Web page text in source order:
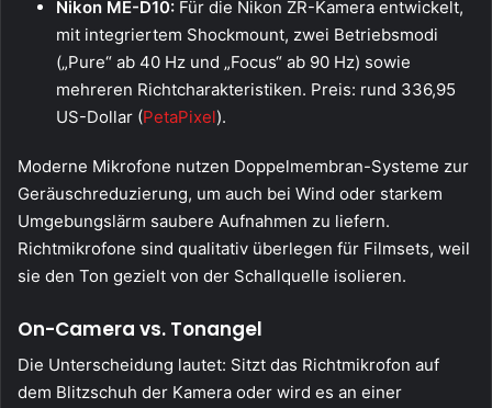
Nikon ME-D10: Für die Nikon ZR-Kamera entwickelt,
mit integriertem Shockmount, zwei Betriebsmodi
(„Pure“ ab 40 Hz und „Focus“ ab 90 Hz) sowie
mehreren Richtcharakteristiken. Preis: rund 336,95
US-Dollar (PetaPixel).
Moderne Mikrofone nutzen Doppelmembran-Systeme zur
Geräuschreduzierung, um auch bei Wind oder starkem
Umgebungs­lärm saubere Aufnahmen zu liefern.
Richtmikrofone sind qualitativ überlegen für Filmsets, weil
sie den Ton gezielt von der Schallquelle isolieren.
On-Camera vs. Tonangel
Die Unterscheidung lautet: Sitzt das Richtmikrofon auf
dem Blitzschuh der Kamera oder wird es an einer